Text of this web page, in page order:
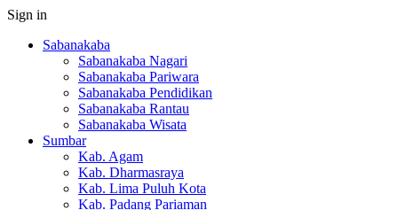
Sign in
Sabanakaba
Sabanakaba Nagari
Sabanakaba Pariwara
Sabanakaba Pendidikan
Sabanakaba Rantau
Sabanakaba Wisata
Sumbar
Kab. Agam
Kab. Dharmasraya
Kab. Lima Puluh Kota
Kab. Padang Pariaman